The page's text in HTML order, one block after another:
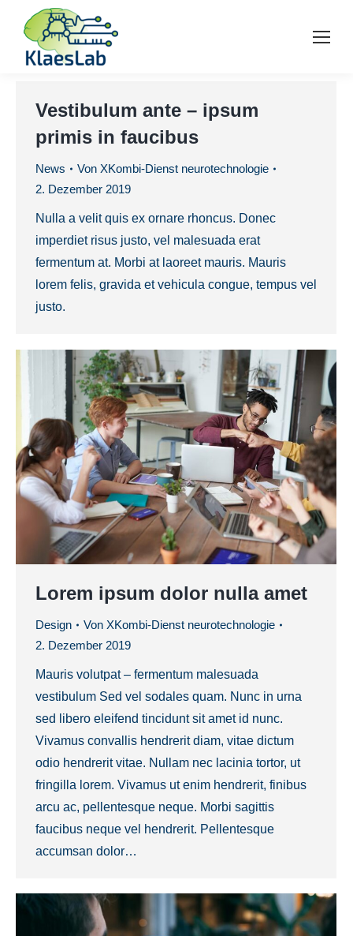
Vestibulum ante – ipsum
primis in faucibus
News Von XKombi-Dienst neurotechnologie
2. Dezember 2019
Nulla a velit quis ex ornare rhoncus. Donec
imperdiet risus justo, vel malesuada erat
fermentum at. Morbi at laoreet mauris. Mauris
lorem felis, gravida et vehicula congue, tempus vel
justo.
Lorem ipsum dolor nulla amet
Design Von XKombi-Dienst neurotechnologie
2. Dezember 2019
Mauris volutpat – fermentum malesuada
vestibulum Sed vel sodales quam. Nunc in urna
sed libero eleifend tincidunt sit amet id nunc.
Vivamus convallis hendrerit diam, vitae dictum
odio hendrerit vitae. Nullam nec lacinia tortor, ut
fringilla lorem. Vivamus ut enim hendrerit, finibus
arcu ac, pellentesque neque. Morbi sagittis
faucibus neque vel hendrerit. Pellentesque
accumsan dolor…